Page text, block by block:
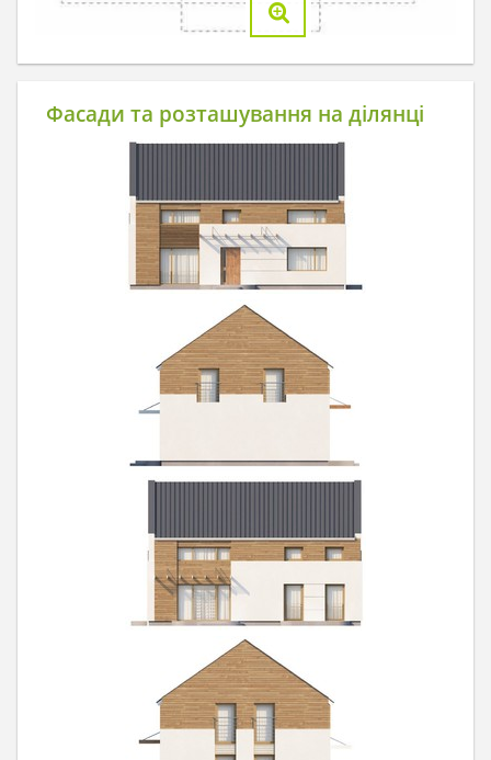
Фасади та розташування на ділянці